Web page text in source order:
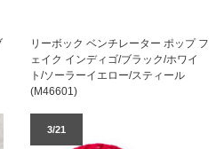
リーボック ベンチレーター ポップ フ
ェイク インディゴ/ブラック/ホワイ
ト/ソーラーイエロー/スティール
(M46601)
3/21